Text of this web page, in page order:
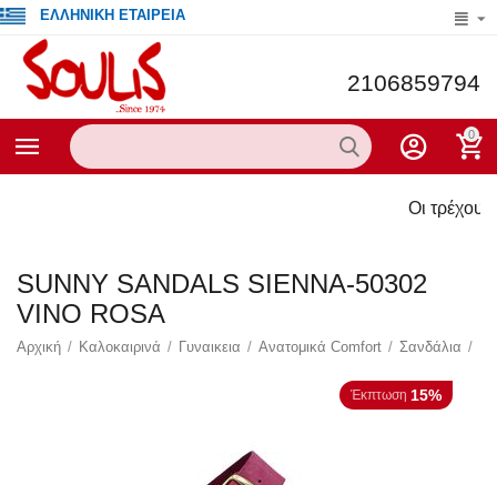
ΕΛΛΗΝΙΚΗ ΕΤΑΙΡΕΙΑ
2106859794
0
Οι τρέχουσες
SUNNY SANDALS SIENNA-50302
VINO ROSA
Αρχική / Καλοκαιρινά / Γυναικεια / Ανατομικά Comfort / Σανδάλια /
Έκπτωση 15%